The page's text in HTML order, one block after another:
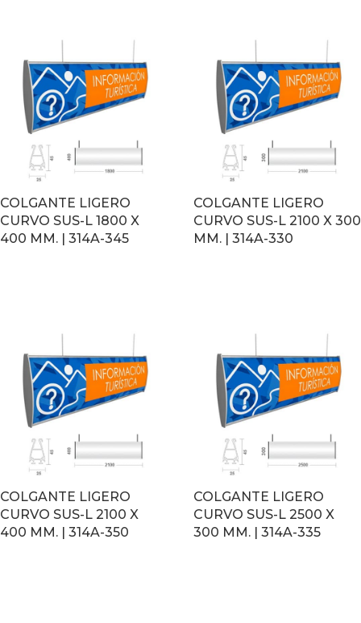
COLGANTE LIGERO
CURVO SUS-L 1800 X
400 MM. | 314A-345
COLGANTE LIGERO
CURVO SUS-L 2100 X 300
MM. | 314A-330
COLGANTE LIGERO
CURVO SUS-L 2100 X
400 MM. | 314A-350
COLGANTE LIGERO
CURVO SUS-L 2500 X
300 MM. | 314A-335